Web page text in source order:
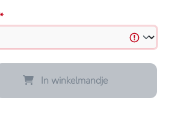
*
Voer de gewenste
In winkelmandje